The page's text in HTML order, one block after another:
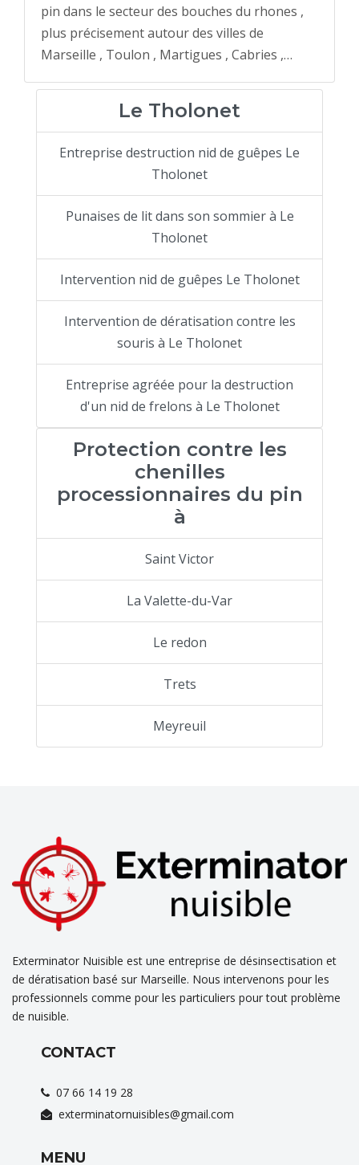
pin dans le secteur des bouches du rhones ,
plus précisement autour des villes de
Marseille , Toulon , Martigues , Cabries ,…
Le Tholonet
Entreprise destruction nid de guêpes Le
Tholonet
Punaises de lit dans son sommier à Le
Tholonet
Intervention nid de guêpes Le Tholonet
Intervention de dératisation contre les
souris à Le Tholonet
Entreprise agréée pour la destruction
d'un nid de frelons à Le Tholonet
Protection contre les
chenilles
processionnaires du pin
à
Saint Victor
La Valette-du-Var
Le redon
Trets
Meyreuil
Exterminator Nuisible est une entreprise de désinsectisation et
de dératisation basé sur Marseille. Nous intervenons pour les
professionnels comme pour les particuliers pour tout problème
de nuisible.
CONTACT
07 66 14 19 28
exterminatornuisibles@gmail.com
MENU